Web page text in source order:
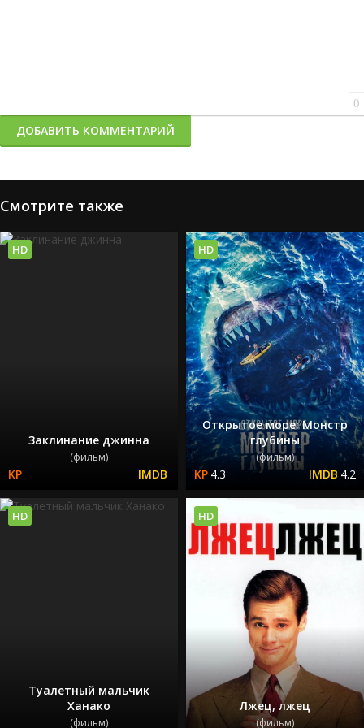
0
ДОБАВИТЬ КОММЕНТАРИЙ
Смотрите также
Заклинание джинна
(фильм)
HD
Открытое море: Монстр
глубины
(фильм)
4.3 4.2
HD
Туалетный мальчик
Ханако
(фильм)
HD
Лжец, лжец
(фильм)
HD